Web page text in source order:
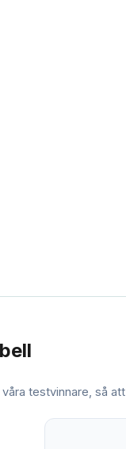
testvinnare, så